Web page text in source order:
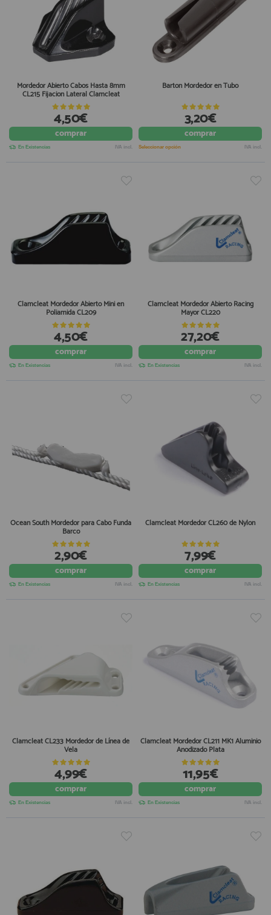
Mordedor Abierto Cabos Hasta 8mm
CL215 Fijacion Lateral Clamcleat
4,50€
comprar
En Existencias IVA incl.
Barton Mordedor en Tubo
3,20€
comprar
Seleccionar opción IVA incl.
Clamcleat Mordedor Abierto Mini en
Poliamida CL209
4,50€
comprar
En Existencias IVA incl.
Clamcleat Mordedor Abierto Racing
Mayor CL220
27,20€
comprar
En Existencias IVA incl.
Ocean South Mordedor para Cabo Funda
Barco
2,90€
comprar
En Existencias IVA incl.
Clamcleat Mordedor CL260 de Nylon
7,99€
comprar
En Existencias IVA incl.
Clamcleat CL233 Mordedor de Línea de
Vela
4,99€
comprar
En Existencias IVA incl.
Clamcleat Mordedor CL211 MK1 Aluminio
Anodizado Plata
11,95€
comprar
En Existencias IVA incl.